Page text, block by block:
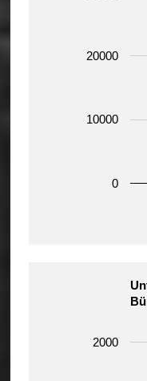
0
10000
20000
2000